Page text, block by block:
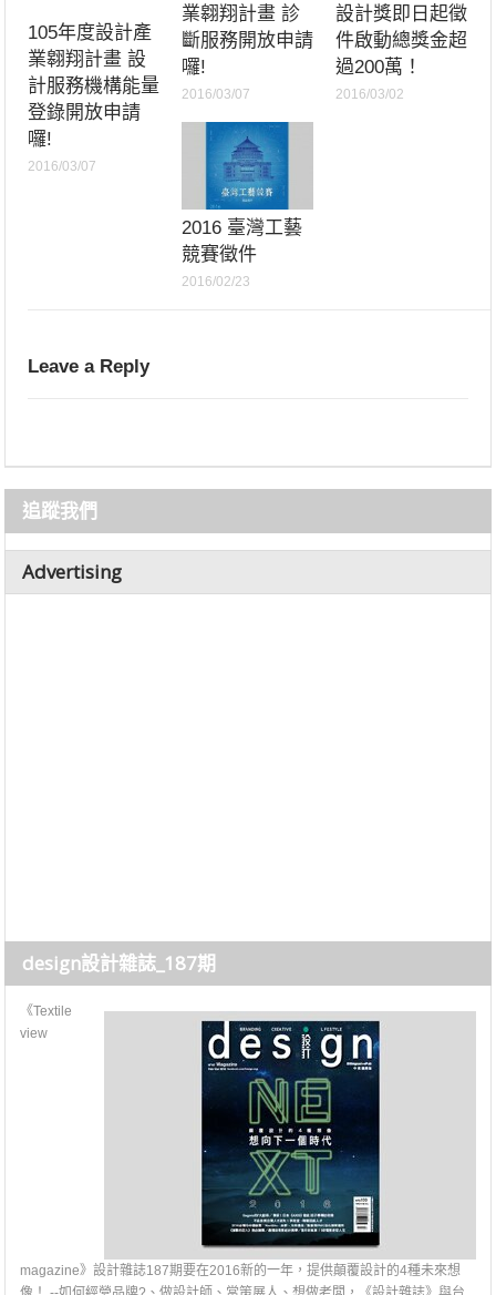
105年度設計產
業翱翔計畫 設
計服務機構能量
登錄開放申請
囉!
2016/03/07
業翱翔計畫 診
斷服務開放申請
囉!
2016/03/07
設計獎即日起徵
件啟動總獎金超
過200萬！
2016/03/02
2016 臺灣工藝
競賽徵件
2016/02/23
Leave a Reply
追蹤我們
Advertising
design設計雜誌_187期
《Textile
view
magazine》設計雜誌187期要在2016新的一年，提供顛覆設計的4種未來想